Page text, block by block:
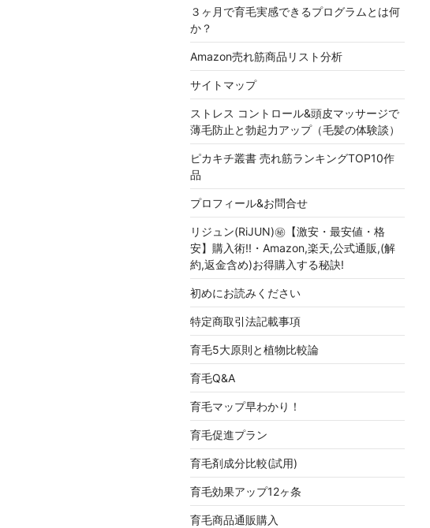
３ヶ月で育毛実感できるプログラムとは何
か？
Amazon売れ筋商品リスト分析
サイトマップ
ストレス コントロール&頭皮マッサージで
薄毛防止と勃起力アップ（毛髪の体験談）
ピカキチ叢書 売れ筋ランキングTOP10作
品
プロフィール&お問合せ
リジュン(RiJUN)㊙【激安・最安値・格
安】購入術!!・Amazon,楽天,公式通販,(解
約,返金含め)お得購入する秘訣!
初めにお読みください
特定商取引法記載事項
育毛5大原則と植物比較論
育毛Q&A
育毛マップ早わかり！
育毛促進プラン
育毛剤成分比較(試用)
育毛効果アップ12ヶ条
育毛商品通販購入